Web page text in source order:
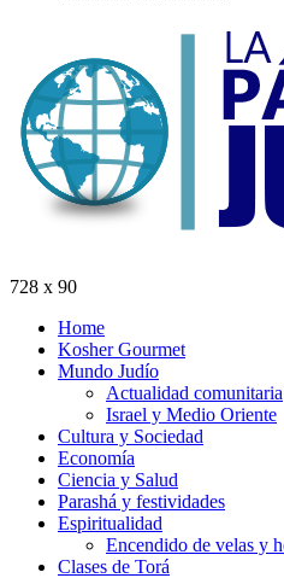
728 x 90
Home
Kosher Gourmet
Mundo Judío
Actualidad comunitaria
Israel y Medio Oriente
Cultura y Sociedad
Economía
Ciencia y Salud
Parashá y festividades
Espiritualidad
Encendido de velas y
Clases de Torá